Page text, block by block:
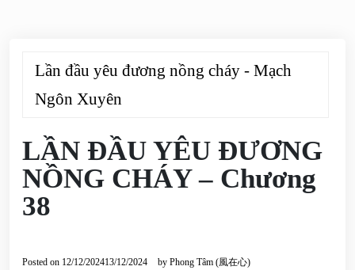
Lần đầu yêu đương nồng cháy - Mạch
Ngôn Xuyên
LẦN ĐẦU YÊU ĐƯƠNG
NỒNG CHÁY – Chương
38
Posted on 12/12/202413/12/2024 by Phong Tâm (風在心)